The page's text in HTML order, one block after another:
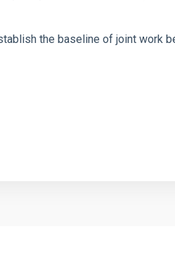
the baseline of joint